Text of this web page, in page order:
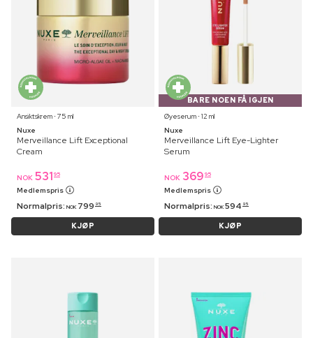
Ansiktskrem ⋅ 75 ml
Nuxe
Merveillance Lift Exceptional
Cream
NOK 531 95
Medlemspris
Normalpris: NOK 799 95
KJØP
BARE NOEN FÅ IGJEN
Øyeserum ⋅ 12 ml
Nuxe
Merveillance Lift Eye-Lighter
Serum
NOK 369 95
Medlemspris
Normalpris: NOK 594 95
KJØP